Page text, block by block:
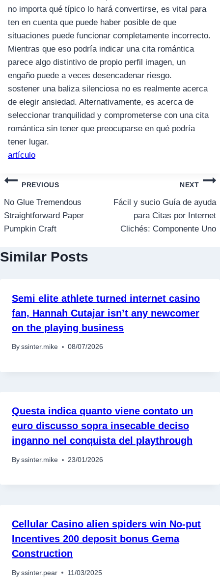
no importa qué típico lo hará convertirse, es vital para
ten en cuenta que puede haber posible de que
situaciones puede funcionar completamente incorrecto.
Mientras que eso podría indicar una cita romántica
parece algo distintivo de propio perfil imagen, un
engaño puede a veces desencadenar riesgo.
sostener una baliza silenciosa no es realmente acerca
de elegir ansiedad. Alternativamente, es acerca de
seleccionar tranquilidad y comprometerse con una cita
romántica sin tener que preocuparse en qué podría
tener lugar.
artículo
แนะแนว
เรื่อง
PREVIOUS
No Glue Tremendous
Straightforward Paper
Pumpkin Craft
NEXT
Fácil y sucio Guía de ayuda
para Citas por Internet
Clichés: Componente Uno
Similar Posts
Semi elite athlete turned internet casino
fan, Hannah Cutajar isn’t any newcomer
on the playing business
By ssinter.mike 08/07/2026
Questa indica quanto viene contato un
euro discusso sopra insecable deciso
inganno nel conquista del playthrough
By ssinter.mike 23/01/2026
Cellular Casino alien spiders win No-put
Incentives 200 deposit bonus Gema
Construction
By ssinter.pear 11/03/2025